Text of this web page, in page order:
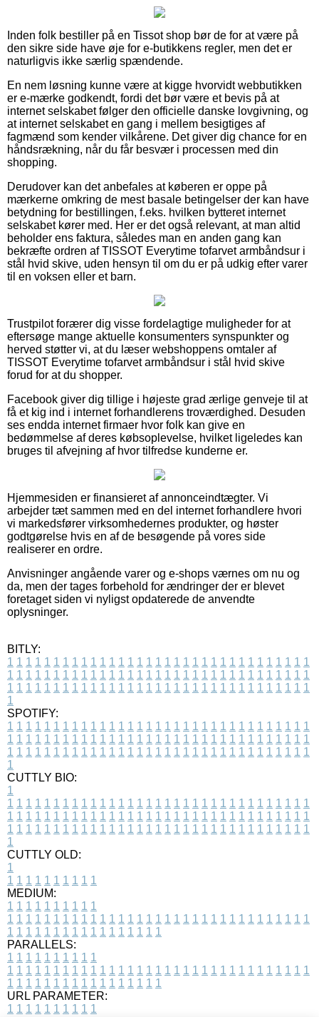
Inden folk bestiller på en Tissot shop bør de for at være på
den sikre side have øje for e-butikkens regler, men det er
naturligvis ikke særlig spændende.
En nem løsning kunne være at kigge hvorvidt webbutikken
er e-mærke godkendt, fordi det bør være et bevis på at
internet selskabet følger den officielle danske lovgivning, og
at internet selskabet en gang i mellem besigtiges af
fagmænd som kender vilkårene. Det giver dig chance for en
håndsrækning, når du får besvær i processen med din
shopping.
Derudover kan det anbefales at køberen er oppe på
mærkerne omkring de mest basale betingelser der kan have
betydning for bestillingen, f.eks. hvilken bytteret internet
selskabet kører med. Her er det også relevant, at man altid
beholder ens faktura, således man en anden gang kan
bekræfte ordren af TISSOT Everytime tofarvet armbåndsur i
stål hvid skive, uden hensyn til om du er på udkig efter varer
til en voksen eller et barn.
Trustpilot forærer dig visse fordelagtige muligheder for at
eftersøge mange aktuelle konsumenters synspunkter og
herved støtter vi, at du læser webshoppens omtaler af
TISSOT Everytime tofarvet armbåndsur i stål hvid skive
forud for at du shopper.
Facebook giver dig tillige i højeste grad ærlige genveje til at
få et kig ind i internet forhandlerens troværdighed. Desuden
ses endda internet firmaer hvor folk kan give en
bedømmelse af deres købsoplevelse, hvilket ligeledes kan
bruges til afvejning af hvor tilfredse kunderne er.
Hjemmesiden er finansieret af annonceindtægter. Vi
arbejder tæt sammen med en del internet forhandlere hvori
vi markedsfører virksomhedernes produkter, og høster
godtgørelse hvis en af de besøgende på vores side
realiserer en ordre.
Anvisninger angående varer og e-shops værnes om nu og
da, men der tages forbehold for ændringer der er blevet
foretaget siden vi nyligst opdaterede de anvendte
oplysninger.
BITLY:
1 1 1 1 1 1 1 1 1 1 1 1 1 1 1 1 1 1 1 1 1 1 1 1 1 1 1 1 1 1 1 1 1
1 1 1 1 1 1 1 1 1 1 1 1 1 1 1 1 1 1 1 1 1 1 1 1 1 1 1 1 1 1 1 1 1
1 1 1 1 1 1 1 1 1 1 1 1 1 1 1 1 1 1 1 1 1 1 1 1 1 1 1 1 1 1 1 1 1
1
SPOTIFY:
1 1 1 1 1 1 1 1 1 1 1 1 1 1 1 1 1 1 1 1 1 1 1 1 1 1 1 1 1 1 1 1 1
1 1 1 1 1 1 1 1 1 1 1 1 1 1 1 1 1 1 1 1 1 1 1 1 1 1 1 1 1 1 1 1 1
1 1 1 1 1 1 1 1 1 1 1 1 1 1 1 1 1 1 1 1 1 1 1 1 1 1 1 1 1 1 1 1 1
1
CUTTLY BIO:
1
1 1 1 1 1 1 1 1 1 1 1 1 1 1 1 1 1 1 1 1 1 1 1 1 1 1 1 1 1 1 1 1 1
1 1 1 1 1 1 1 1 1 1 1 1 1 1 1 1 1 1 1 1 1 1 1 1 1 1 1 1 1 1 1 1 1
1 1 1 1 1 1 1 1 1 1 1 1 1 1 1 1 1 1 1 1 1 1 1 1 1 1 1 1 1 1 1 1 1
1
CUTTLY OLD:
1
1 1 1 1 1 1 1 1 1 1
MEDIUM:
1 1 1 1 1 1 1 1 1 1
1 1 1 1 1 1 1 1 1 1 1 1 1 1 1 1 1 1 1 1 1 1 1 1 1 1 1 1 1 1 1 1 1
1 1 1 1 1 1 1 1 1 1 1 1 1 1 1 1 1
PARALLELS:
1 1 1 1 1 1 1 1 1 1
1 1 1 1 1 1 1 1 1 1 1 1 1 1 1 1 1 1 1 1 1 1 1 1 1 1 1 1 1 1 1 1 1
1 1 1 1 1 1 1 1 1 1 1 1 1 1 1 1 1
URL PARAMETER:
1 1 1 1 1 1 1 1 1 1